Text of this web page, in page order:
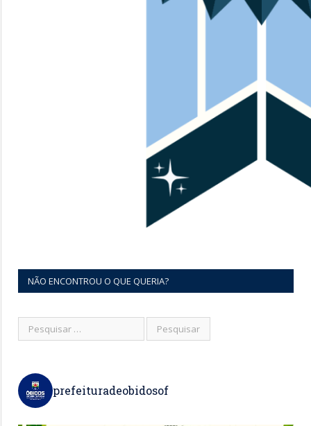
NÃO ENCONTROU O QUE QUERIA?
prefeituradeobidosof